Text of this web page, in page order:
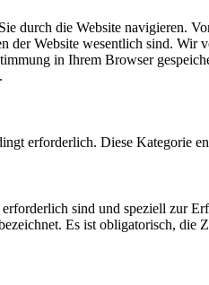
durch die Website navigieren.
Website wesentlich sind.
in Ihrem Browser
erforderlich. Diese Kategorie
sind und speziell zur
Es ist obligatorisch,